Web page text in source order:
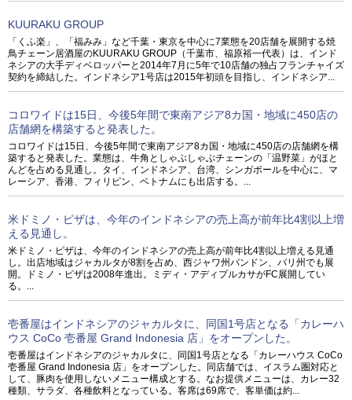
KUURAKU GROUP
「くふ楽」、「福みみ」など千葉・東京を中心に7業態を20店舗を展開する焼
鳥チェーン居酒屋のKUURAKU GROUP（千葉市、福原裕一代表）は、インド
ネシアの大手ディベロッパーと2014年7月に5年で10店舗の独占フランチャイズ
契約を締結した。インドネシア1号店は2015年初頭を目指し、インドネシア...
コロワイドは15日、今後5年間で東南アジア8カ国・地域に450店の
店舗網を構築すると発表した。
コロワイドは15日、今後5年間で東南アジア8カ国・地域に450店の店舗網を構
築すると発表した。業態は、牛角としゃぶしゃぶチェーンの「温野菜」がほと
んどを占める見通し。タイ、インドネシア、台湾、シンガポールを中心に、マ
レーシア、香港、フィリピン、ベトナムにも出店する。...
米ドミノ・ピザは、今年のインドネシアの売上高が前年比4割以上増
える見通し。
米ドミノ・ピザは、今年のインドネシアの売上高が前年比4割以上増える見通
し。出店地域はジャカルタが8割を占め、西ジャワ州バンドン、バリ州でも展
開。ドミノ・ピザは2008年進出。ミディ・アディプルカサがFC展開してい
る。...
壱番屋はインドネシアのジャカルタに、同国1号店となる「カレーハ
ウス CoCo 壱番屋 Grand Indonesia 店」をオープンした。
壱番屋はインドネシアのジャカルタに、同国1号店となる「カレーハウス CoCo
壱番屋 Grand Indonesia 店」をオープンした。同店舗では、イスラム圏対応と
して、豚肉を使用しないメニュー構成とする。なお提供メニューは、カレー32
種類、サラダ、各種飲料となっている。客席は69席で、客単価は約...